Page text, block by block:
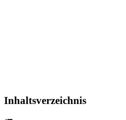
Inhaltsverzeichnis